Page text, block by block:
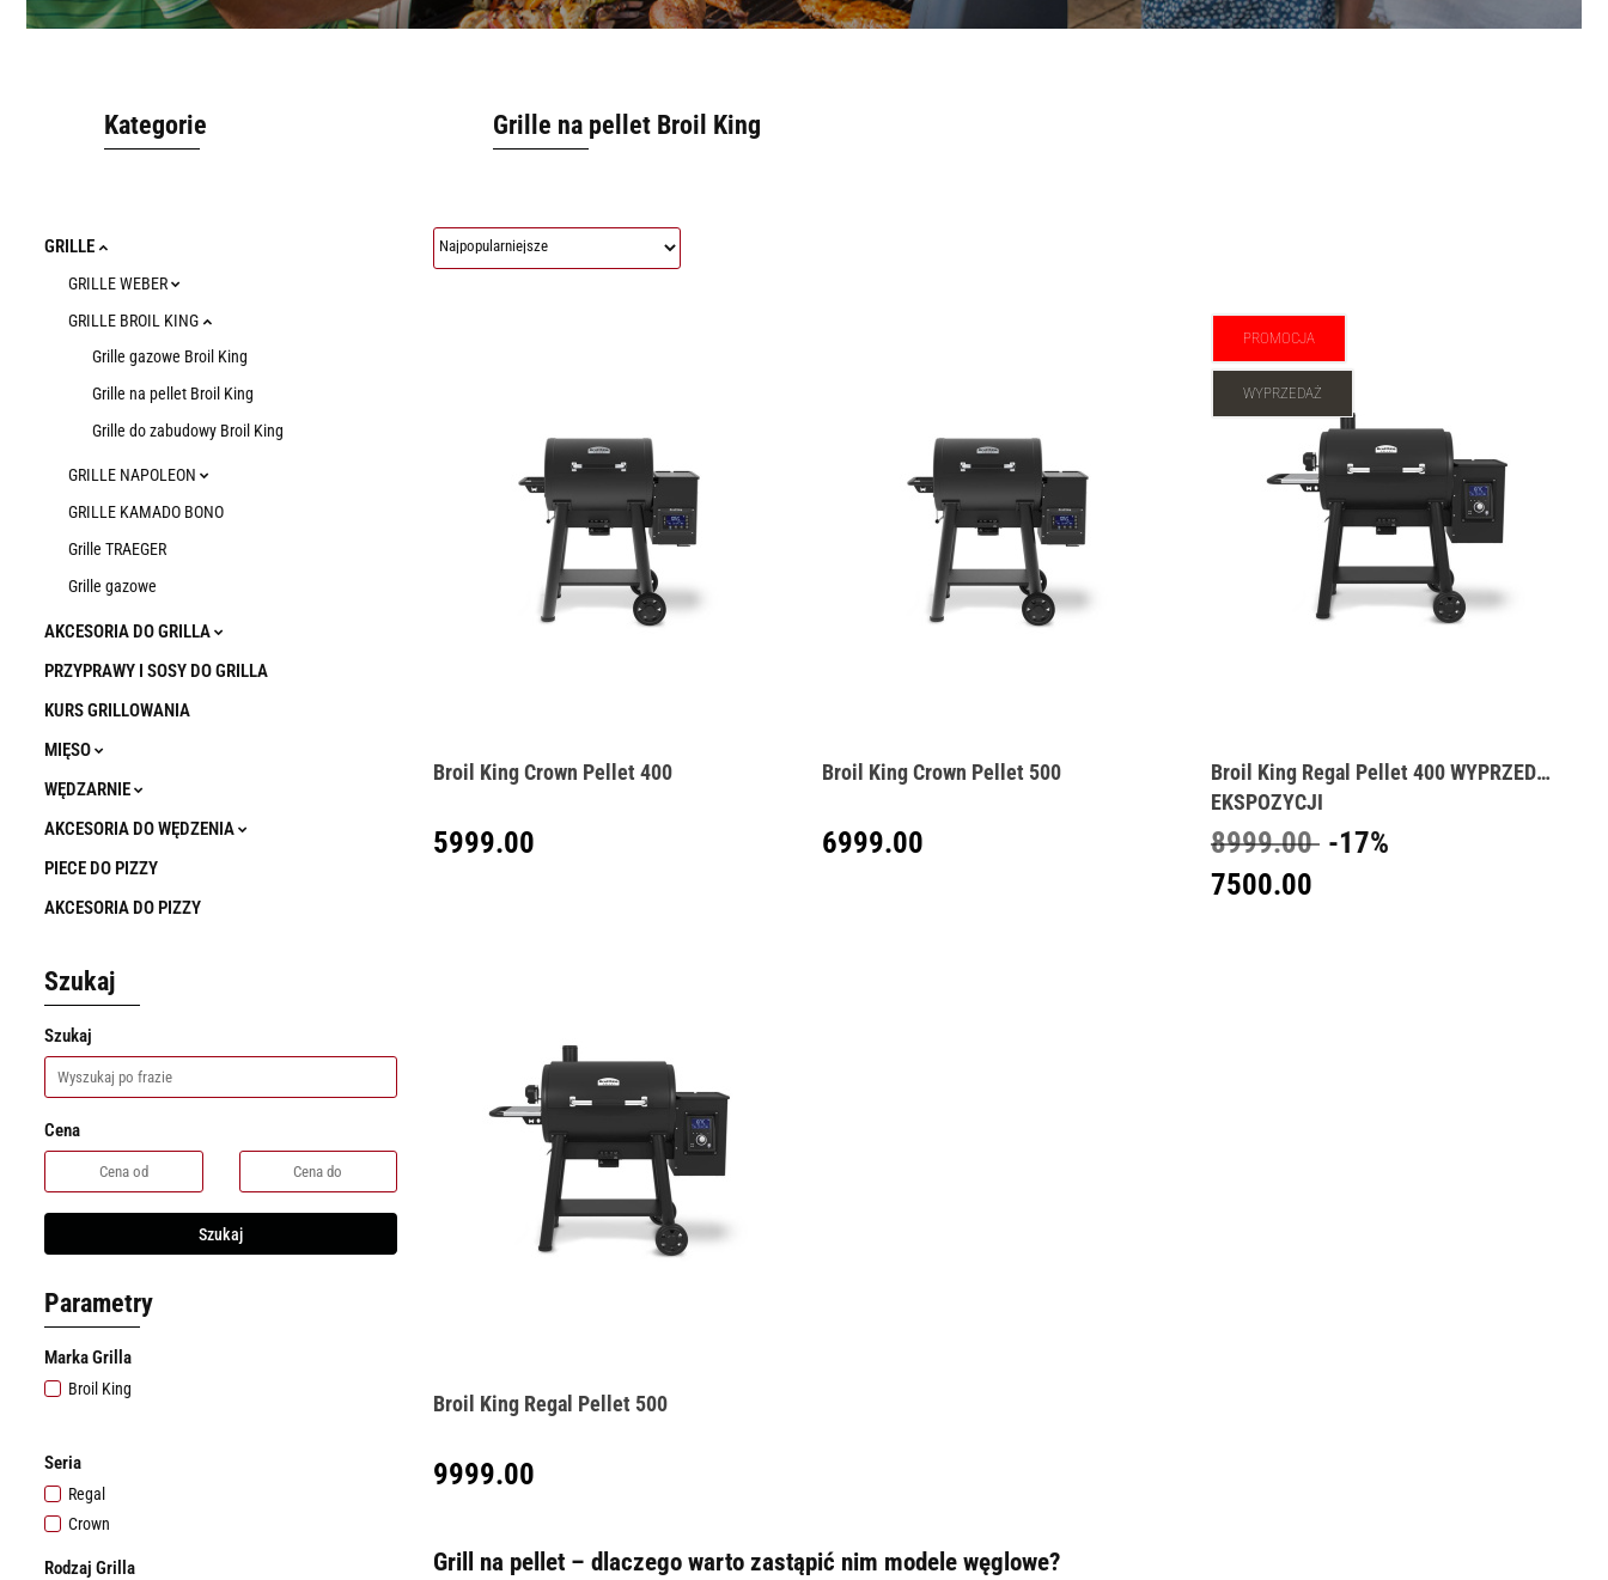
Kategorie
GRILLE
GRILLE WEBER
GRILLE BROIL KING
Grille gazowe Broil King
Grille na pellet Broil King
Grille do zabudowy Broil King
GRILLE NAPOLEON
GRILLE KAMADO BONO
Grille TRAEGER
Grille gazowe
AKCESORIA DO GRILLA
PRZYPRAWY I SOSY DO GRILLA
KURS GRILLOWANIA
MIĘSO
WĘDZARNIE
AKCESORIA DO WĘDZENIA
PIECE DO PIZZY
AKCESORIA DO PIZZY
Szukaj
Szukaj
Cena
Szukaj
Parametry
Marka Grilla
Broil King
Seria
Regal
Crown
Rodzaj Grilla
Grille na pellet Broil King
Broil King Crown Pellet 400
5999.00
Broil King Crown Pellet 500
6999.00
PROMOCJA
WYPRZEDAŻ
Broil King Regal Pellet 400 WYPRZEDAŻ
EKSPOZYCJI
8999.00 -17%
7500.00
Broil King Regal Pellet 500
9999.00
Grill na pellet – dlaczego warto zastąpić nim modele węglowe?